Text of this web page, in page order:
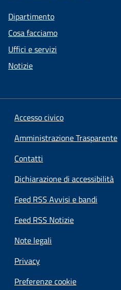
Dipartimento
Cosa facciamo
Uffici e servizi
Notizie
Accesso civico
Amministrazione Trasparente
Contatti
Dichiarazione di accessibilità
Feed RSS Avvisi e bandi
Feed RSS Notizie
Note legali
Privacy
Preferenze cookie